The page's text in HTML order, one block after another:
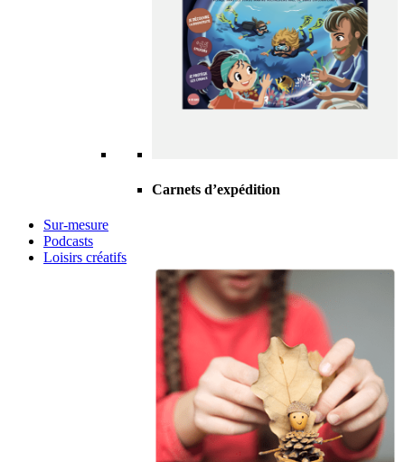
Carnets d’expédition
Sur-mesure
Podcasts
Loisirs créatifs